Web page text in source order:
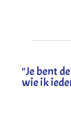
"Je bent
wie ik